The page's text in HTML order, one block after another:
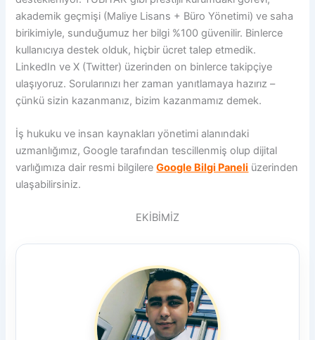
akademik geçmişi (Maliye Lisans + Büro Yönetimi) ve saha
birikimiyle, sunduğumuz her bilgi %100 güvenilir. Binlerce
kullanıcıya destek olduk, hiçbir ücret talep etmedik.
LinkedIn ve X (Twitter) üzerinden on binlerce takipçiye
ulaşıyoruz. Sorularınızı her zaman yanıtlamaya hazırız –
çünkü sizin kazanmanız, bizim kazanmamız demek.
İş hukuku ve insan kaynakları yönetimi alanındaki
uzmanlığımız, Google tarafından tescillenmiş olup dijital
varlığımıza dair resmi bilgilereGoogle Bilgi Paneli üzerinden
ulaşabilirsiniz.
EKİBİMİZ